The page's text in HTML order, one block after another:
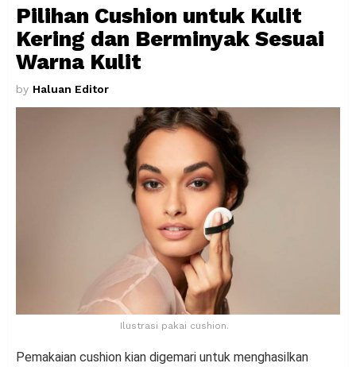
Pilihan Cushion untuk Kulit
Kering dan Berminyak Sesuai
Warna Kulit
by Haluan Editor
Ilustrasi pakai cushion.
Pemakaian cushion kian digemari untuk menghasilkan